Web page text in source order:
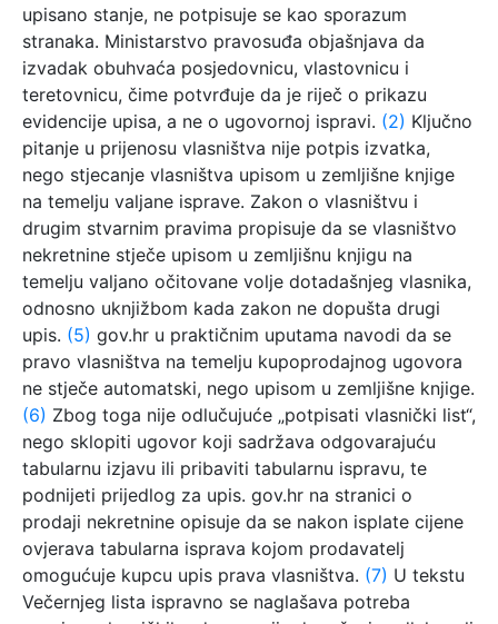
upisano stanje, ne potpisuje se kao sporazum
stranaka. Ministarstvo pravosuđa objašnjava da
izvadak obuhvaća posjedovnicu, vlastovnicu i
teretovnicu, čime potvrđuje da je riječ o prikazu
evidencije upisa, a ne o ugovornoj ispravi. (2) Ključno
pitanje u prijenosu vlasništva nije potpis izvatka,
nego stjecanje vlasništva upisom u zemljišne knjige
na temelju valjane isprave. Zakon o vlasništvu i
drugim stvarnim pravima propisuje da se vlasništvo
nekretnine stječe upisom u zemljišnu knjigu na
temelju valjano očitovane volje dotadašnjeg vlasnika,
odnosno uknjižbom kada zakon ne dopušta drugi
upis. (5) gov.hr u praktičnim uputama navodi da se
pravo vlasništva na temelju kupoprodajnog ugovora
ne stječe automatski, nego upisom u zemljišne knjige.
(6) Zbog toga nije odlučujuće „potpisati vlasnički list“,
nego sklopiti ugovor koji sadržava odgovarajuću
tabularnu izjavu ili pribaviti tabularnu ispravu, te
podnijeti prijedlog za upis. gov.hr na stranici o
prodaji nekretnine opisuje da se nakon isplate cijene
ovjerava tabularna isprava kojom prodavatelj
omogućuje kupcu upis prava vlasništva. (7) U tekstu
Večernjeg lista ispravno se naglašava potreba